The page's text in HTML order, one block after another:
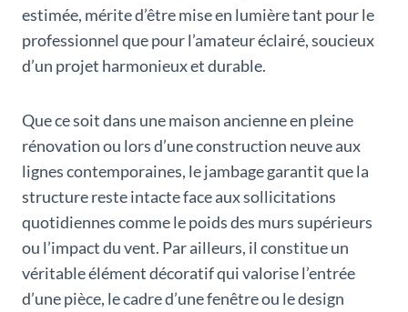
estimée, mérite d’être mise en lumière tant pour le
professionnel que pour l’amateur éclairé, soucieux
d’un projet harmonieux et durable.
Que ce soit dans une maison ancienne en pleine
rénovation ou lors d’une construction neuve aux
lignes contemporaines, le jambage garantit que la
structure reste intacte face aux sollicitations
quotidiennes comme le poids des murs supérieurs
ou l’impact du vent. Par ailleurs, il constitue un
véritable élément décoratif qui valorise l’entrée
d’une pièce, le cadre d’une fenêtre ou le design